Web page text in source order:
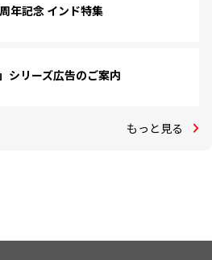
年記念 インド特集
シリーズ広告のご案内
もっと見る